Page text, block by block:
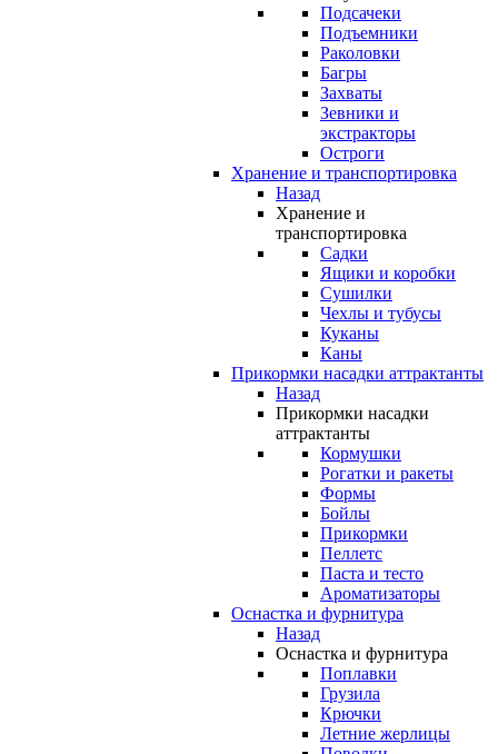
Подсачеки
Подъемники
Раколовки
Багры
Захваты
Зевники и
экстракторы
Остроги
Хранение и транспортировка
Назад
Хранение и
транспортировка
Садки
Ящики и коробки
Сушилки
Чехлы и тубусы
Куканы
Каны
Прикормки насадки аттрактанты
Назад
Прикормки насадки
аттрактанты
Кормушки
Рогатки и ракеты
Формы
Бойлы
Прикормки
Пеллетс
Паста и тесто
Ароматизаторы
Оснастка и фурнитура
Назад
Оснастка и фурнитура
Поплавки
Грузила
Крючки
Летние жерлицы